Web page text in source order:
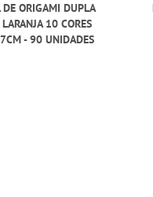
DE ORIGAMI DUPLA
LARANJA 10 CORES
- 90 UNIDADES